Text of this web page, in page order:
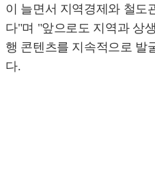
이 늘면서 지역경제와 철도
다"며 "앞으로도 지역과 상
행 콘텐츠를 지속적으로 발
다.